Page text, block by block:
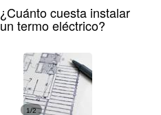
1/2
¿Cuánto cuesta instalar
un termo eléctrico?